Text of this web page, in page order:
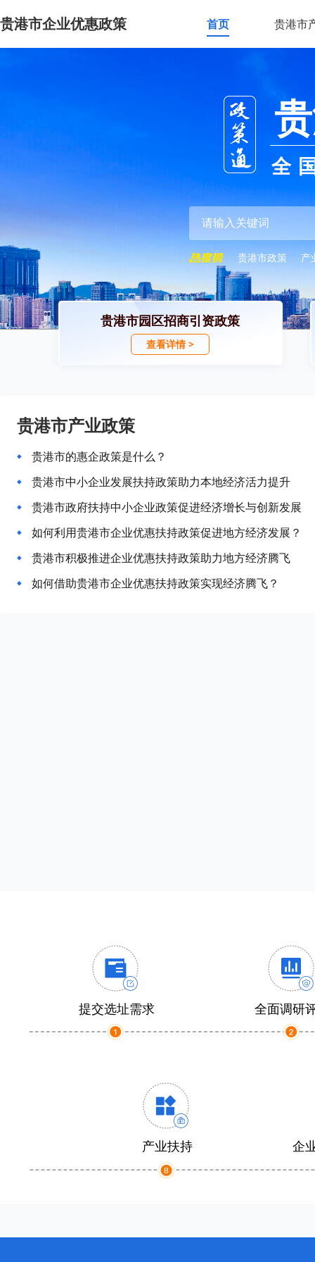
贵港市企业优惠政策 首页 贵港市
全
贵港市政策 产
贵港市园区招商引资政策
查看详情 >
贵港市产业政策
贵港市的惠企政策是什么？
贵港市中小企业发展扶持政策助力本地经济活力提升
贵港市政府扶持中小企业政策促进经济增长与创新发展
如何利用贵港市企业优惠扶持政策促进地方经济发展？
贵港市积极推进企业优惠扶持政策助力地方经济腾飞
如何借助贵港市企业优惠扶持政策实现经济腾飞？
提交选址需求 全面调研
产业扶持 企